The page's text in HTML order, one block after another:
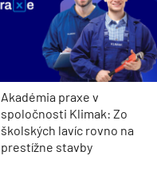
Akadémia praxe v
spoločnosti Klimak: Zo
školských lavíc rovno na
prestížne stavby